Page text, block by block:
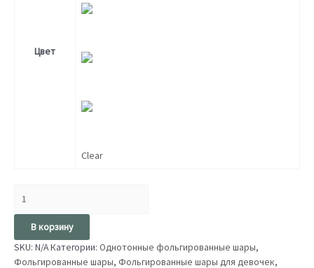
Цвет
Clear
В корзину
SKU: N/AКатегории: Однотонные фольгированные шары,
Фольгированные шары, Фольгированные шары для девочек,